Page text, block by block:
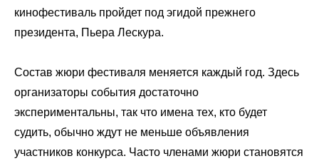
кинофестиваль пройдет под эгидой прежнего
президента, Пьера Лескура.
Состав жюри фестиваля меняется каждый год. Здесь
организаторы события достаточно
экспериментальны, так что имена тех, кто будет
судить, обычно ждут не меньше объявления
участников конкурса. Часто членами жюри становятся